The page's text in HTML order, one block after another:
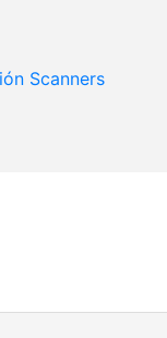
Scanners